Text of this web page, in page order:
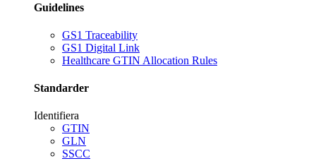
Guidelines
GS1 Traceability
GS1 Digital Link
Healthcare GTIN Allocation Rules
Standarder
Identifiera
GTIN
GLN
SSCC